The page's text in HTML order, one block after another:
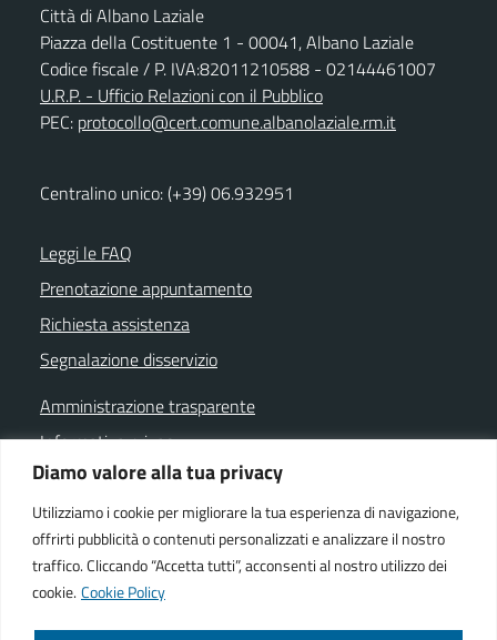
Diamo valore alla tua privacy
Utilizziamo i cookie per migliorare la tua esperienza di navigazione,
offrirti pubblicità o contenuti personalizzati e analizzare il nostro
traffico. Cliccando “Accetta tutti”, acconsenti al nostro utilizzo dei
cookie. Cookie Policy
Città di Albano Laziale
Piazza della Costituente 1 - 00041, Albano Laziale
Codice fiscale / P. IVA:82011210588 - 02144461007
U.R.P. - Ufficio Relazioni con il Pubblico
PEC: protocollo@cert.comune.albanolaziale.rm.it
Centralino unico: (+39) 06.932951
Leggi le FAQ
Prenotazione appuntamento
Richiesta assistenza
Segnalazione disservizio
Amministrazione trasparente
Informativa privacy
Note legali
Dichiarazione di accessibilità
Cookie policy